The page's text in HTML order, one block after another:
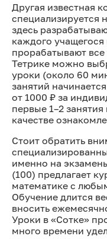
Другая известная
специализируется
здесь
каждого
прорабатывают
Тетрике можно
уроки (около 60
занятий
от 1000 ₽ за
первые 1–2
качестве
Стоит обратить
именно на
(100) предлагает
математике с
Обучение длится
вносить
Уроки в «Сотке»
много времени